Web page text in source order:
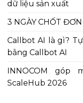
dữ liệu sản xuất
3 NGÀY CHỐT
Callbot AI là gì?
bằng Callbot AI
INNOCOM góp
ScaleHub 2026